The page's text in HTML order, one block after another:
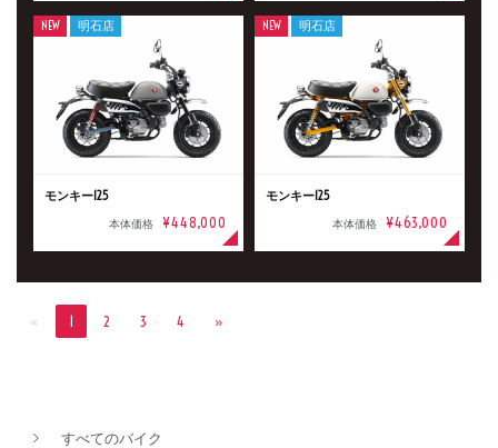
モンキー125
本体価格 ¥448,000
NEW 明石店
モンキー125
本体価格 ¥463,000
NEW 明石店
« 1 2 3 4 »
すべてのバイク